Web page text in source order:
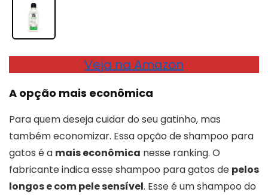
Veja na Amazon
A opção mais econômica
Para quem deseja cuidar do seu gatinho, mas
também economizar. Essa opção de shampoo para
gatos é a mais econômica nesse ranking. O
fabricante indica esse shampoo para gatos de pelos
longos e com pele sensível. Esse é um shampoo do